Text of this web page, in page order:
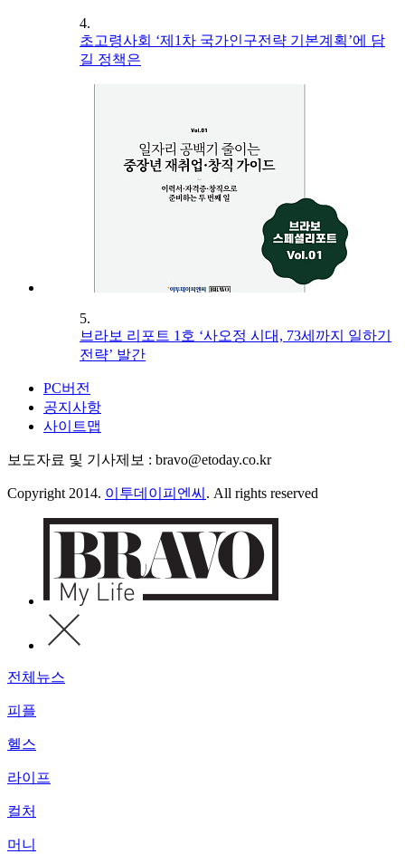
4.
초고령사회 ‘제1차 국가인구전략 기본계획’에 담
길 정책은
5.
브라보 리포트 1호 ‘사오정 시대, 73세까지 일하기
전략’ 발간
PC버전
공지사항
사이트맵
보도자료 및 기사제보 : bravo@etoday.co.kr
Copyright 2014. 이투데이피엔씨 . All rights reserved
전체뉴스
피플
헬스
라이프
컬처
머니